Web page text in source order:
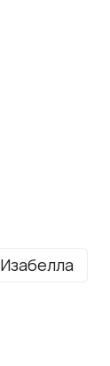
Изабелла